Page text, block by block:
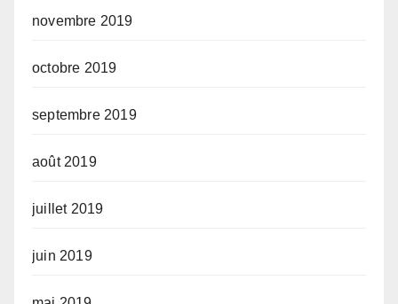
novembre 2019
octobre 2019
septembre 2019
août 2019
juillet 2019
juin 2019